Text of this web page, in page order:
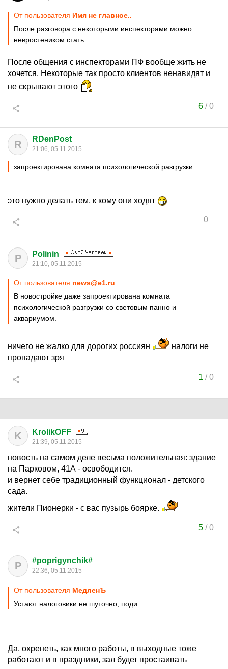
От пользователя Имя не главное..
После разговора с некоторыми инспекторами можно
невростеником стать
После общения с инспекторами ПФ вообще жить не
хочется. Некоторые так просто клиентов ненавидят и
не скрывают этого
6/0
R RDenPost
21:06, 05.11.2015
запроектирована комната психологической разгрузки
это нужно делать тем, к кому они ходят
0
P Polinin
21:10, 05.11.2015
От пользователя news@e1.ru
В новостройке даже запроектирована комната
психологической разгрузки со световым панно и
аквариумом.
ничего не жалко для дорогих россиян
налоги не
пропадают зря
1 /0
K KrolikOFF
21:39, 05.11.2015
новость на самом деле весьма положительная: здание
на Парковом, 41А - освободится.
и вернет себе традиционный функционал - детского
сада.
жители Пионерки - с вас пузырь боярке.
5/0
P #poprigynchik#
22:36, 05.11.2015
От пользователя МедленЪ
Устают налоговики не шуточно, поди
Да, охренеть, как много работы, в выходные тоже
работают и в праздники, зал будет простаивать